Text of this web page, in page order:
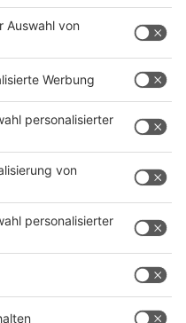
entscheidet der
29. März.
Zeit bis 2027 mit
Wahlkreisen gewählt.
Sitze werden nach den
die Landeslisten der
in den
nach der Stimmenzahl
der Sitze erhöht. Die
in der Relation
Es wird also ein
herbeigeführt.